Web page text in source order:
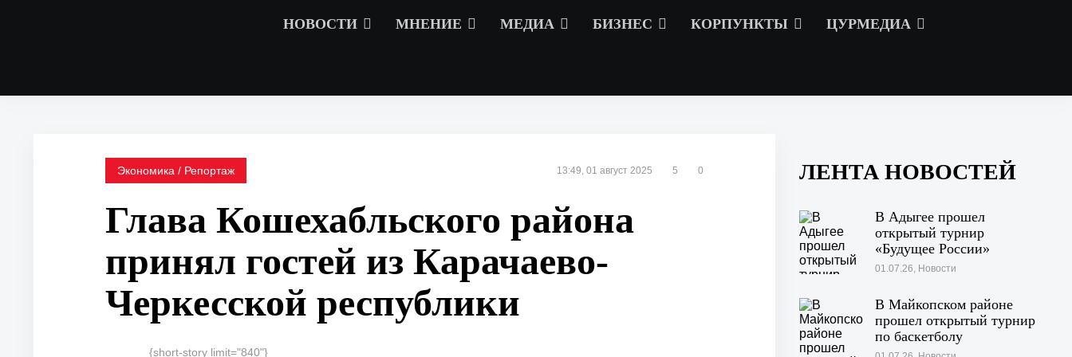
НОВОСТИ МНЕНИЕ МЕДИА БИЗНЕС КОРПУНКТЫ ЦУРМЕДИА
Экономика / Репортаж 13:49, 01 август 2025 5 0
Глава Кошехабльского района
принял гостей из Карачаево-
Черкесской республики
{short-story limit="840"}
ЛЕНТА НОВОСТЕЙ
В Адыгее прошел
открытый турнир
«Будущее России»
01.07.26, Новости
В Майкопском районе
прошел открытый турнир
по баскетболу